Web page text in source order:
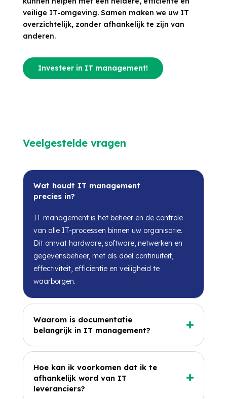
veilige IT-omgeving. Samen maken we uw IT
overzichtelijk, zonder afhankelijk te zijn van
anderen.
Investeer in IT management!
Veelgestelde vragen
Wat houdt IT management
precies in?
IT management is het beheer en de controle
van alle IT-processen binnen uw organisatie.
Dit omvat hardware, software, netwerken en
gegevensbeheer, met als doel continuiteit,
effectiviteit, efficiëntie en veiligheid te
waarborgen.
Waarom is documentatie
belangrijk in IT management?
Hoe kan ik voorkomen dat ik te
afhankelijk word van IT
leveranciers?